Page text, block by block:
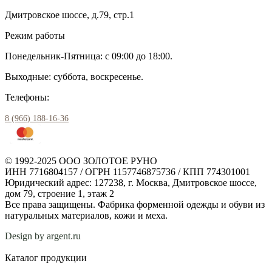
Дмитровское шоссе, д.79, стр.1
Режим работы
Понедельник-Пятница: с 09:00 до 18:00.
Выходные: суббота, воскресенье.
Телефоны:
8 (966) 188-16-36
© 1992-2025 ООО ЗОЛОТОЕ РУНО
ИНН 7716804157 / ОГРН 1157746875736 / КПП 774301001
Юридический адрес: 127238, г. Москва, Дмитровское шоссе,
дом 79, строение 1, этаж 2
Все права защищены. Фабрика форменной одежды и обуви из
натуральных материалов, кожи и меха.
Design by argent.ru
Каталог продукции